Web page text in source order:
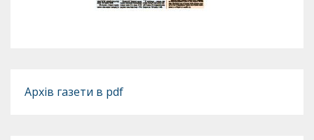
Архів газети в pdf